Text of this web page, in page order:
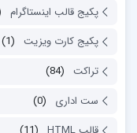
پکیج قالب اینستاگرام
پکیج کارت ویزیت
(1)
تراکت
(84)
ست اداری
(0)